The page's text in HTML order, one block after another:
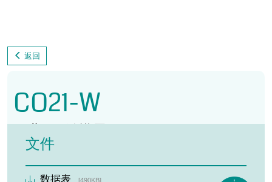
返回
CO21-W
全高清 分辨率 1920 x 1080
文件
数据表 [490KB]